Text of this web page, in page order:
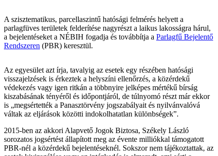
A szisztematikus, parcellaszintű hatósági felmérés helyett a
parlagfüves területek felderítése nagyrészt a laikus lakosságra hárul,
a bejelentéseket a NÉBIH fogadja és továbbítja a Parlagfű Bejelentő
Rendszeren (PBR) keresztül.
Az egyesület azt írja, tavalyig az esetek egy részében hatósági
visszajelzések is érkeztek a helyszíni ellenőrzés, a közérdekű
védekezés vagy igen ritkán a többnyire jelképes mértékű bírság
kiszabásának tényéről és időpontjáról, de túlnyomó részt már ekkor
is „megsértették a Panasztörvény jogszabályait és nyilvánvalóvá
váltak az eljárások közötti indokolhatatlan különbségek”.
2015-ben az akkori Alapvető Jogok Biztosa, Székely László
sorozatos jogsértést állapított meg az évente milliókkal támogatott
PBR-nél a közérdekű bejelentéseknél. Sokszor nem tájékoztattak, az